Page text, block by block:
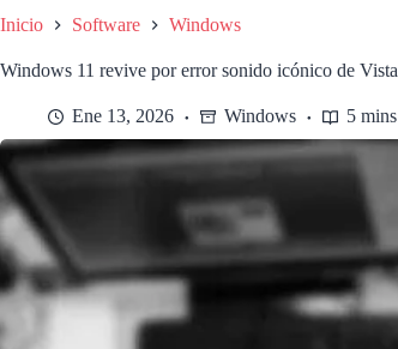
Inicio Software Windows
Windows 11 revive por error sonido icónico de Vista
Ene 13, 2026 Windows 5 mins